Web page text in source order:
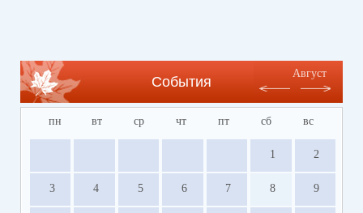
События
Август
пн вт ср чт пт сб вс
1 2
3 4 5 6 7 8 9